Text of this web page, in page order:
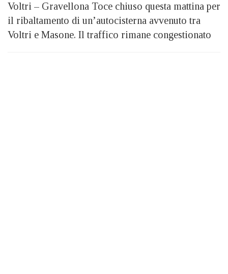
Voltri – Gravellona Toce chiuso questa mattina per
il ribaltamento di un’autocisterna avvenuto tra
Voltri e Masone. Il traffico rimane congestionato